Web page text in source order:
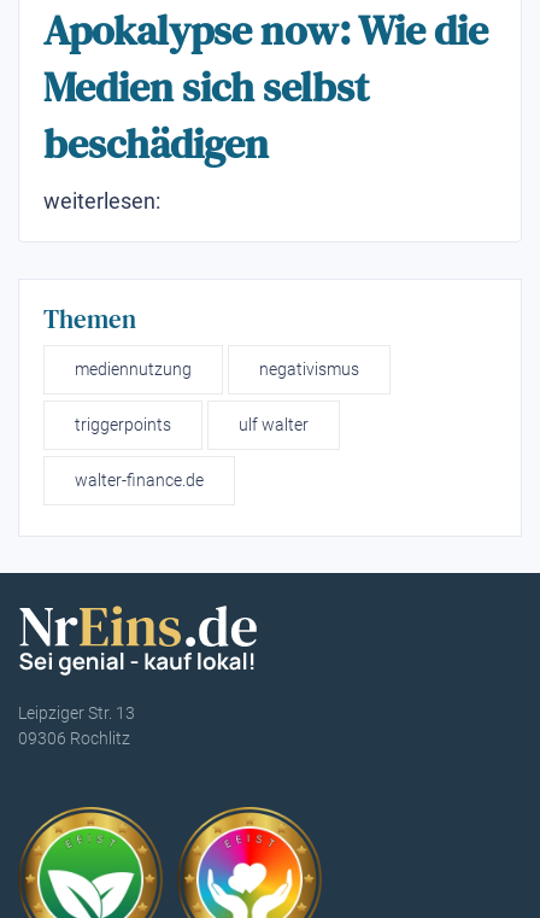
Apokalypse now: Wie die
Medien sich selbst
beschädigen
weiterlesen:
Themen
mediennutzung negativismus
triggerpoints ulf walter
walter-finance.de
Leipziger Str. 13
09306 Rochlitz